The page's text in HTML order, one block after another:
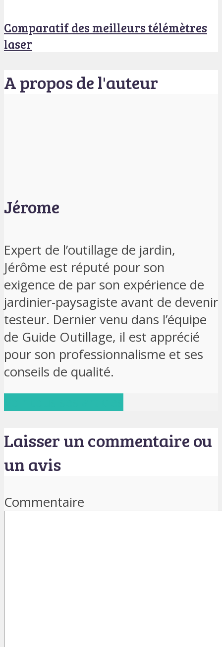
Comparatif des meilleurs télémètres
laser
A propos de l'auteur
Jérome
Expert de l’outillage de jardin,
Jérôme est réputé pour son
exigence de par son expérience de
jardinier-paysagiste avant de devenir
testeur. Dernier venu dans l’équipe
de Guide Outillage, il est apprécié
pour son professionnalisme et ses
conseils de qualité.
Laisser un commentaire ou
un avis
Commentaire